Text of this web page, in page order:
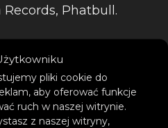
pliki cookie do
aby oferować funkcje
ruch w naszej witrynie.
z naszej witryny,
Records, Phatbull.